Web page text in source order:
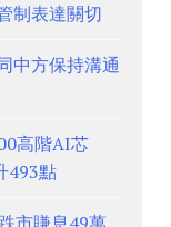
制表達關切
中方保持溝通
高階AI芯
點